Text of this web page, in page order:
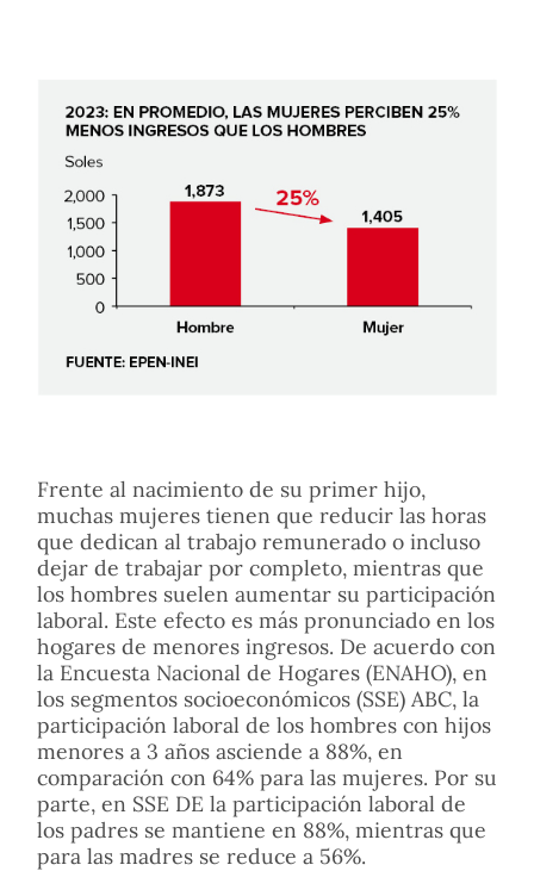
Frente al nacimiento de su primer hijo,
muchas mujeres tienen que reducir las horas
que dedican al trabajo remunerado o incluso
dejar de trabajar por completo, mientras que
los hombres suelen aumentar su participación
laboral. Este efecto es más pronunciado en los
hogares de menores ingresos. De acuerdo con
la Encuesta Nacional de Hogares (ENAHO), en
los segmentos socioeconómicos (SSE) ABC, la
participación laboral de los hombres con hijos
menores a 3 años asciende a 88%, en
comparación con 64% para las mujeres. Por su
parte, en SSE DE la participación laboral de
los padres se mantiene en 88%, mientras que
para las madres se reduce a 56%.